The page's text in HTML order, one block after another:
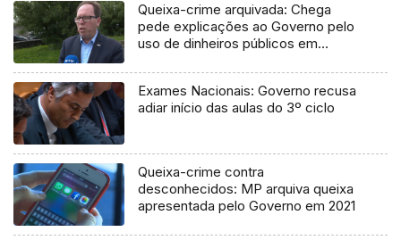
Queixa-crime arquivada: Chega
pede explicações ao Governo pelo
uso de dinheiros públicos em
Exames Nacionais: Governo recusa
adiar início das aulas do 3º ciclo
Queixa-crime contra
desconhecidos: MP arquiva queixa
apresentada pelo Governo em 2021